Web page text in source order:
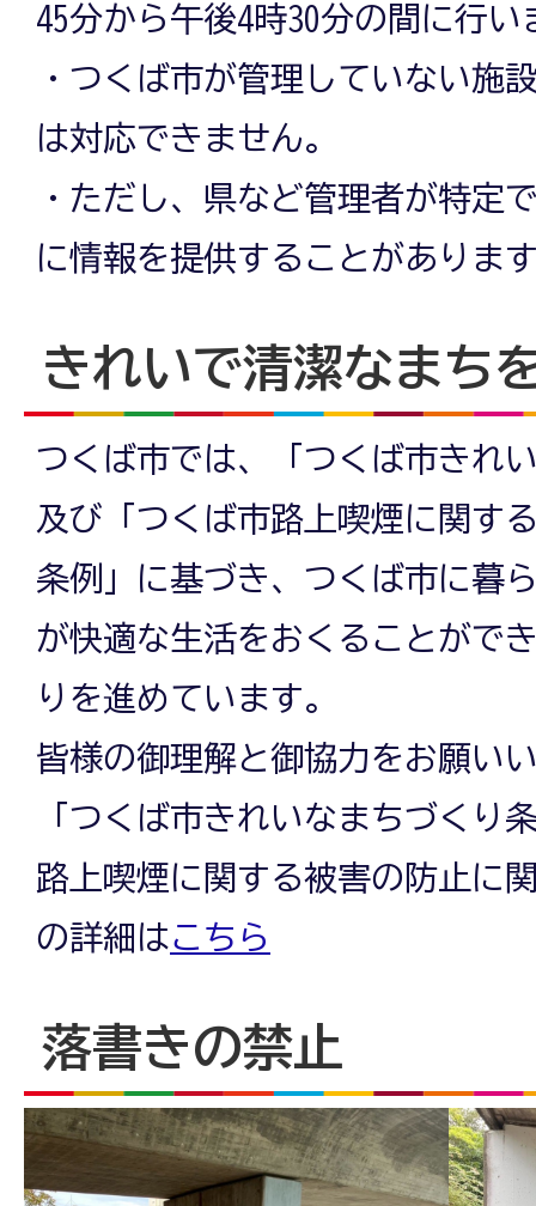
45分から午後4時30分の間に行い
・つくば市が管理していない施
は対応できません。
・ただし、県など管理者が特定
に情報を提供することがありま
きれいで清潔なまち
つくば市では、「つくば市きれ
及び「つくば市路上喫煙に関す
条例」に基づき、つくば市に暮
が快適な生活をおくることがで
りを進めています。
皆様の御理解と御協力をお願い
「つくば市きれいなまちづくり
路上喫煙に関する被害の防止に
の詳細はこちら
落書きの禁止